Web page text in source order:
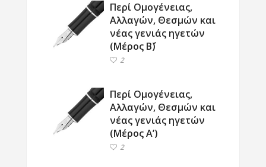
Περί Ομογένειας,
Αλλαγών, Θεσμών και
νέας γενιάς ηγετών
(Μέρος Β΄)
2
Περί Ομογένειας,
Αλλαγών, Θεσμών και
νέας γενιάς ηγετών
(Μέρος Α’)
2